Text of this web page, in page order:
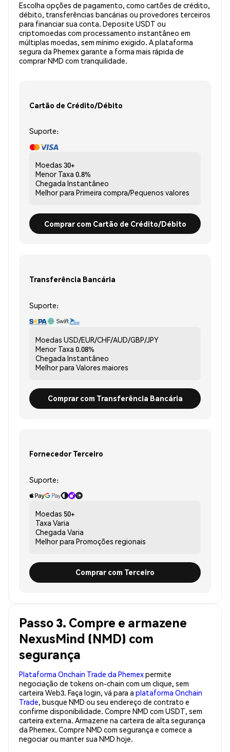
Escolha opções de pagamento, como cartões de crédito,
débito, transferências bancárias ou provedores terceiros
para financiar sua conta. Deposite USDT ou
criptomoedas com processamento instantâneo em
múltiplas moedas, sem mínimo exigido. A plataforma
segura da Phemex garante a forma mais rápida de
comprar NMD com tranquilidade.
Cartão de Crédito/Débito
Suporte:
Moedas 30+
Menor Taxa 0.8%
Chegada Instantâneo
Melhor para Primeira compra/Pequenos valores
Comprar com Cartão de Crédito/Débito
Transferência Bancária
Suporte:
Moedas USD/EUR/CHF/AUD/GBP/JPY
Menor Taxa 0.08%
Chegada Instantâneo
Melhor para Valores maiores
Comprar com Transferência Bancária
Fornecedor Terceiro
Suporte:
Moedas 50+
Taxa Varia
Chegada Varia
Melhor para Promoções regionais
Comprar com Terceiro
Passo 3. Compre e armazene
NexusMind (NMD) com
segurança
Plataforma Onchain Trade da Phemexpermite
negociação de tokens on-chain com um clique, sem
carteira Web3. Faça login, vá para a plataforma Onchain
Trade, busque NMD ou seu endereço de contrato e
confirme disponibilidade. Compre NMD com USDT, sem
carteira externa. Armazene na carteira de alta segurança
da Phemex. Compre NMD com segurança e comece a
negociar ou manter sua NMD hoje.